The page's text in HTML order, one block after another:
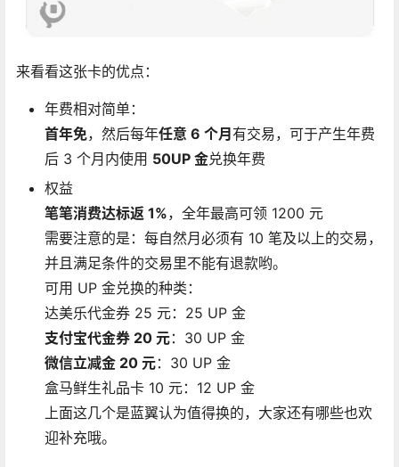
来看看这张卡的优点：
年费相对简单：
首年免，然后每年任意 6 个月有交易，可于产生年费
后 3 个月内使用 50UP 金兑换年费
权益
笔笔消费达标返 1%，全年最高可领 1200 元
需要注意的是：每自然月必须有 10 笔及以上的交易，
并且满足条件的交易里不能有退款哟。
可用 UP 金兑换的种类：
达美乐代金券 25 元：25 UP 金
支付宝代金券 20 元：30 UP 金
微信立减金 20 元：30 UP 金
盒马鲜生礼品卡 10 元：12 UP 金
上面这几个是蓝翼认为值得换的，大家还有哪些也欢
迎补充哦。